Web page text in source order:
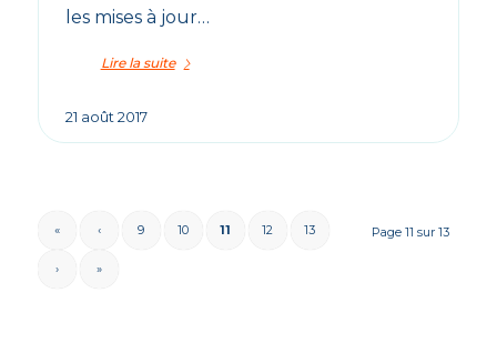
les mises à jour…
Lire la suite
21 août 2017
Page 11 sur 13
« ‹ 9 10 11 12 13
› »